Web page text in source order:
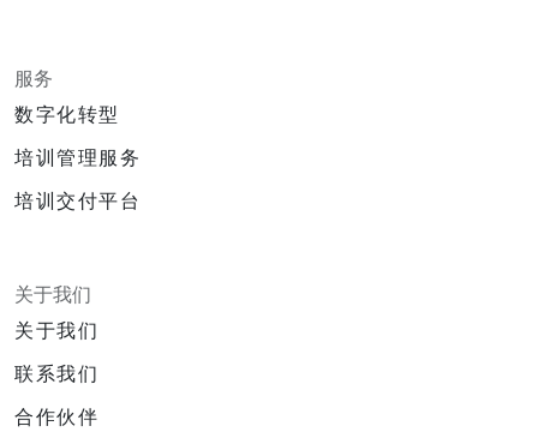
服务
数字化转型
培训管理服务
培训交付平台
关于我们
关于我们
联系我们
合作伙伴